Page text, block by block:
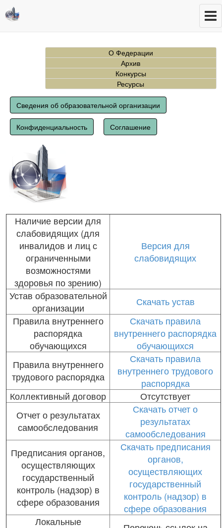
О Федерации
Архив
Конкурсы
Ресурсы
Сведения об образовательной организации
Конфиденциальность Соглашение
Наличие версии для
слабовидящих (для
инвалидов и лиц с
ограниченными
возможностями
здоровья по зрению)
Версия для
слабовидящих
Устав образовательной
организации
Скачать устав
Правила внутреннего
распорядка
обучающихся
Скачать правила
внутреннего распорядка
обучающихся
Правила внутреннего
трудового распорядка
Скачать правила
внутреннего трудового
распорядка
Коллективный договор
Отсутствует
Отчет о результатах
самообследования
Скачать отчет о
результатах
самообследования
Предписания органов,
осуществляющих
государственный
контроль (надзор) в
сфере образования
Скачать предписания
органов,
осуществляющих
государственный
контроль (надзор) в
сфере образования
Локальные